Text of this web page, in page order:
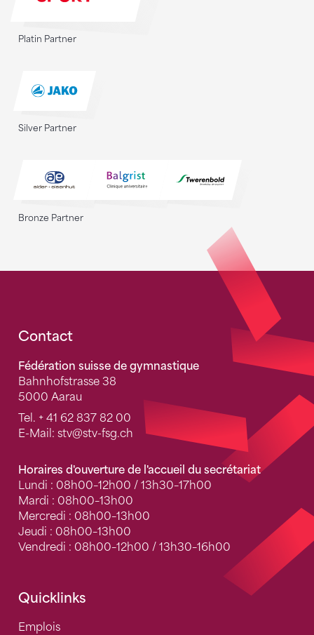
Platin Partner
Silver Partner
Bronze Partner
Fusszeile
Contact
Fédération suisse de gymnastique
Bahnhofstrasse 38
5000 Aarau
Tel. + 41 62 837 82 00
E-Mail: stv@stv-fsg.ch
Horaires d'ouverture de l'accueil du secrétariat
Lundi : 08h00–12h00 / 13h30–17h00
Mardi : 08h00–13h00
Mercredi : 08h00–13h00
Jeudi : 08h00–13h00
Vendredi : 08h00–12h00 / 13h30–16h00
Quicklinks
Emplois